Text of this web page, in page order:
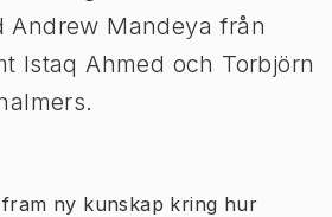
Andrew Mandeya från
Istaq Ahmed och Torbjörn
ny kunskap kring hur